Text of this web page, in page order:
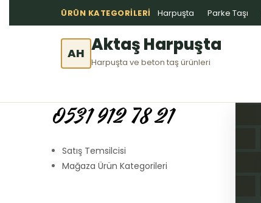
ÜRÜN KATEGORILERI Harpuşta Parke Taşı
AH Aktaş Harpuşta
Harpuşta ve beton taş ürünleri
0531 912 78 21
Satış Temsilcisi
Mağaza Ürün Kategorileri